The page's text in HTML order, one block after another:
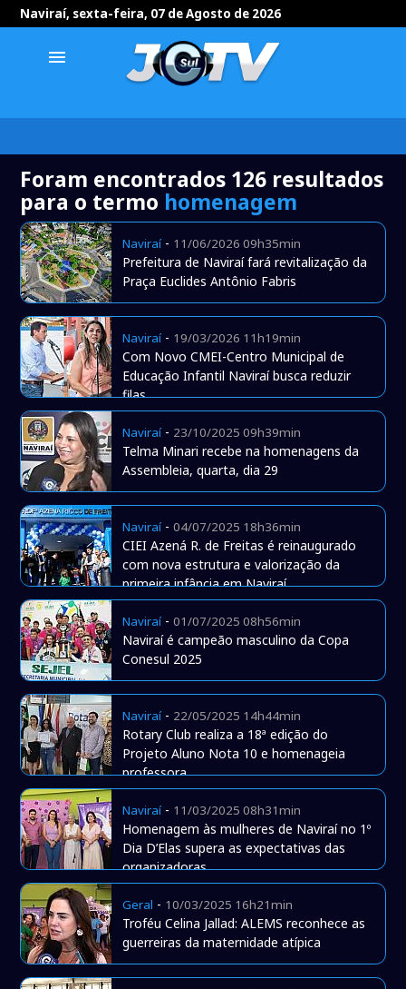
Naviraí, sexta-feira, 07 de Agosto de 2026
menu
Foram encontrados 126 resultados
para o termo homenagem
Naviraí- 11/06/2026 09h35min
Prefeitura de Naviraí fará revitalização da
Praça Euclides Antônio Fabris
Naviraí- 19/03/2026 11h19min
Com Novo CMEI-Centro Municipal de
Educação Infantil Naviraí busca reduzir
filas
Naviraí- 23/10/2025 09h39min
Telma Minari recebe na homenagens da
Assembleia, quarta, dia 29
Naviraí-04/07/2025 18h36min
CIEI Azená R. de Freitas é reinaugurado
com nova estrutura e valorização da
primeira infância em Naviraí
Naviraí-01/07/2025 08h56min
Naviraí é campeão masculino da Copa
Conesul 2025
Naviraí- 22/05/2025 14h44min
Rotary Club realiza a 18ª edição do
Projeto Aluno Nota 10 e homenageia
professora
Naviraí- 11/03/2025 08h31min
Homenagem às mulheres de Naviraí no 1º
Dia D’Elas supera as expectativas das
organizadoras
Geral - 10/03/2025 16h21min
Troféu Celina Jallad: ALEMS reconhece as
guerreiras da maternidade atípica